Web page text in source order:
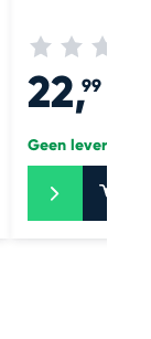
22,99
Geen levering
+